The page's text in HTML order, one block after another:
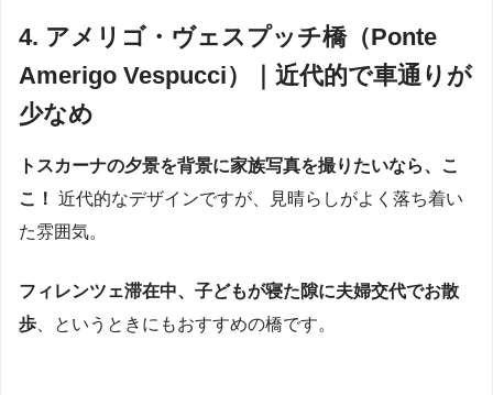
4. アメリゴ・ヴェスプッチ橋（Ponte
Amerigo Vespucci）｜近代的で車通りが
少なめ
トスカーナの夕景を背景に家族写真を撮りたいなら、こ
こ！ 近代的なデザインですが、見晴らしがよく落ち着い
た雰囲気。
フィレンツェ滞在中、子どもが寝た隙に夫婦交代でお散
歩 、というときにもおすすめの橋です。